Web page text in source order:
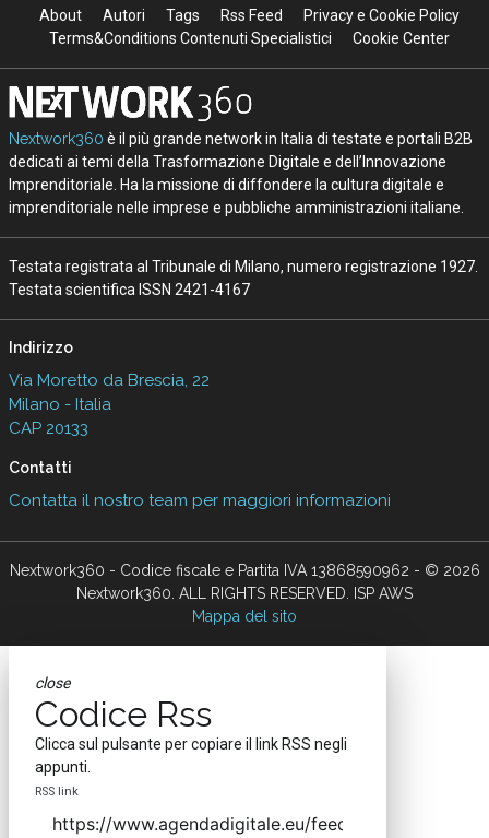
About Autori Tags Rss Feed
Privacy e Cookie Policy
Terms&Conditions Contenuti Specialistici
Cookie Center
Nextwork360 è il più grande network in Italia di testate e portali B2B
dedicati ai temi della Trasformazione Digitale e dell’Innovazione
Imprenditoriale. Ha la missione di diffondere la cultura digitale e
imprenditoriale nelle imprese e pubbliche amministrazioni italiane.
Testata registrata al Tribunale di Milano, numero registrazione 1927.
Testata scientifica ISSN 2421-4167
Indirizzo
Via Moretto da Brescia, 22
Milano - Italia
CAP 20133
Contatti
Contatta il nostro team per maggiori informazioni
Nextwork360 - Codice fiscale e Partita IVA 13868590962 - © 2026
Nextwork360. ALL RIGHTS RESERVED. ISP AWS
Mappa del sito
close
Codice Rss
Clicca sul pulsante per copiare il link RSS negli
appunti.
RSS link